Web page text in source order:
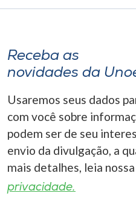
A+
Receba as
novidades da
Usaremos seus dados
com você sobre
podem ser de seu
envio da divulgação, a
mais detalhes, leia nossa
privacidade.